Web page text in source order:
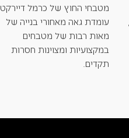
מטבחי החוץ של כרמל דיירקט,
עומדת גאה מאחורי בנייה של
מאות רבות של מטבחים
במקצועיות ומצוינות חסרות
תקדים.